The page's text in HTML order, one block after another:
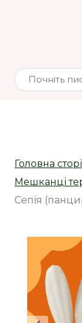
Головна
Мешканці
Сепія